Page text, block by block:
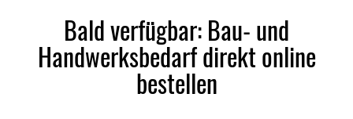
Bald verfügbar: Bau- und
Handwerksbedarf direkt online
bestellen